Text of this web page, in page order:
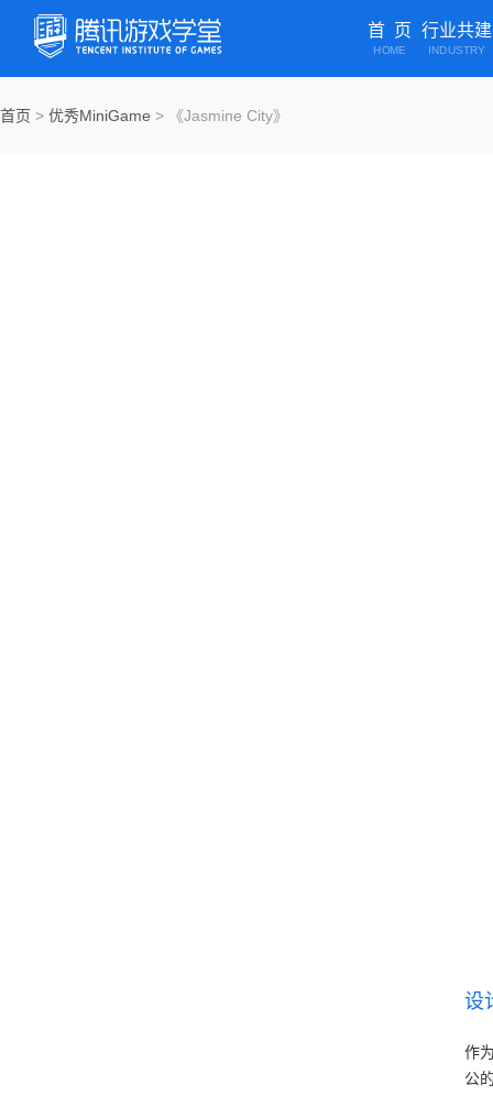
首 页
HOME
行业共建
INDUSTRY
首页 > 优秀MiniGame > 《Jasmine City》
设
作
公